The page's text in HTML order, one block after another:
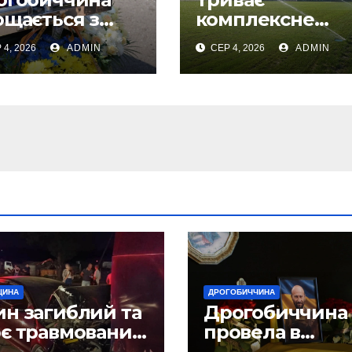
з
Воїном
Торським
4, 2026 ADMIN
комплексне
оновлення
інфраструктури
ДЮСШ в
СЕР 4, 2026 ADMIN
загиблий та
травмованих
ДРОГОБИЧЧИНА
Дрогобиччина
провела в